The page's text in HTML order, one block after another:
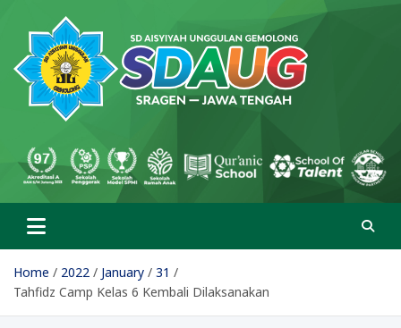
content
SD Aisyiyah Unggulan
Gemolong
Home 2022 January
31
Tahfidz Camp Kelas 6 Kembali Dilaksanakan